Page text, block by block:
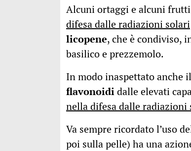
Alcuni ortaggi e alcuni
difesa dalle radiazioni solari
licopene, che è condiviso,
basilico e prezzemolo.
In modo inaspettato anche
flavonoididalle elevati
nella difesa dalle radiazioni
Va sempre ricordato l’uso
poi sulla pelle) ha una